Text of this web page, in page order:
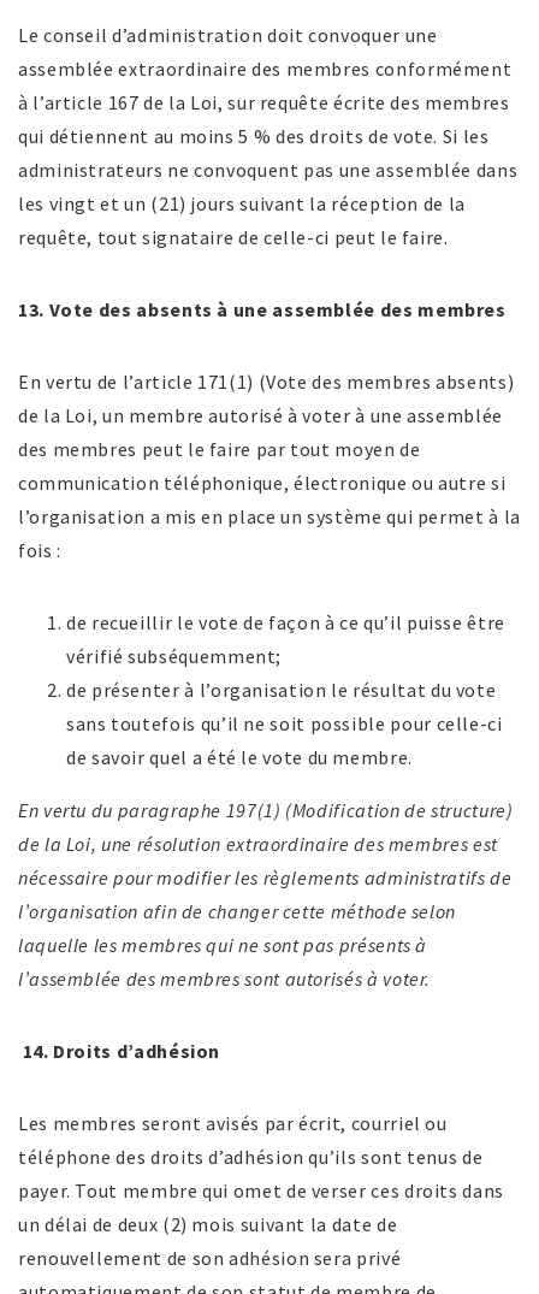
Le conseil d’administration doit convoquer une
assemblée extraordinaire des membres conformément
à l’article 167 de la Loi, sur requête écrite des membres
qui détiennent au moins 5 % des droits de vote. Si les
administrateurs ne convoquent pas une assemblée dans
les vingt et un (21) jours suivant la réception de la
requête, tout signataire de celle-ci peut le faire.
13. Vote des absents à une assemblée des membres
En vertu de l’article 171(1) (Vote des membres absents)
de la Loi, un membre autorisé à voter à une assemblée
des membres peut le faire par tout moyen de
communication téléphonique, électronique ou autre si
l’organisation a mis en place un système qui permet à la
fois :
de recueillir le vote de façon à ce qu’il puisse être
vérifié subséquemment;
de présenter à l’organisation le résultat du vote
sans toutefois qu’il ne soit possible pour celle-ci
de savoir quel a été le vote du membre.
En vertu du paragraphe 197(1) (Modification de structure)
de la Loi, une résolution extraordinaire des membres est
nécessaire pour modifier les règlements administratifs de
l’organisation afin de changer cette méthode selon
laquelle les membres qui ne sont pas présents à
l’assemblée des membres sont autorisés à voter.
14. Droits d’adhésion
Les membres seront avisés par écrit, courriel ou
téléphone des droits d’adhésion qu’ils sont tenus de
payer. Tout membre qui omet de verser ces droits dans
un délai de deux (2) mois suivant la date de
renouvellement de son adhésion sera privé